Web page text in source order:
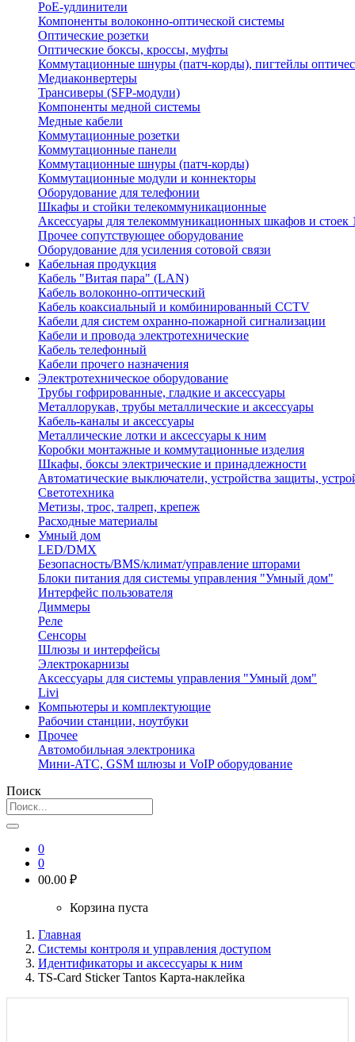
PoE-удлинители
Компоненты волоконно-оптической системы
Оптические розетки
Оптические боксы, кроссы, муфты
Коммутационные шнуры (патч-корды), пигтейлы
Медиаконвертеры
Трансиверы (SFP-модули)
Компоненты медной системы
Медные кабели
Коммутационные розетки
Коммутационные панели
Коммутационные шнуры (патч-корды)
Коммутационные модули и коннекторы
Оборудование для телефонии
Шкафы и стойки телекоммуникационные
Аксессуары для телекоммуникационных шкафов и стоек
Прочее сопутствующее оборудование
Оборудование для усиления сотовой связи
Кабельная продукция
Кабель "Витая пара" (LAN)
Кабель волоконно-оптический
Кабель коаксиальный и комбинированный CCTV
Кабели для систем охранно-пожарной сигнализации
Кабели и провода электротехнические
Кабель телефонный
Кабели прочего назначения
Электротехническое оборудование
Трубы гофрированные, гладкие и аксессуары
Металлорукав, трубы металлические и аксессуары
Кабель-каналы и аксессуары
Металлические лотки и аксессуары к ним
Коробки монтажные и коммутационные изделия
Шкафы, боксы электрические и принадлежности
Автоматические выключатели, устройства защиты,
Светотехника
Метизы, трос, талреп, крепеж
Расходные материалы
Умный дом
LED/DMX
Безопасность/BMS/климат/управление шторами
Блоки питания для системы управления "Умный дом"
Интерфейс пользователя
Диммеры
Реле
Сенсоры
Шлюзы и интерфейсы
Электрокарнизы
Аксессуары для системы управления "Умный дом"
Livi
Компьютеры и комплектующие
Рабочии станции, ноутбуки
Прочее
Автомобильная электроника
Мини-АТС, GSM шлюзы и VoIP оборудование
Поиск
0
0
00.00 ₽
Корзина пуста
Главная
Системы контроля и управления доступом
Идентификаторы и аксессуары к ним
TS-Card Sticker Tantos Карта-наклейка